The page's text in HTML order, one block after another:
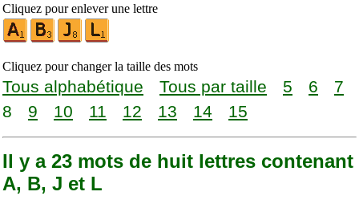
Cliquez pour enlever une lettre
Cliquez pour changer la taille des mots
Tous alphabétique Tous par taille 5 6
7
8
9 10 11 12 13 14 15
Il y a 23 mots de huit lettres contenant
A, B, J et L